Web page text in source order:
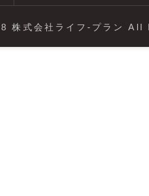
株式会社ライフ-プラン